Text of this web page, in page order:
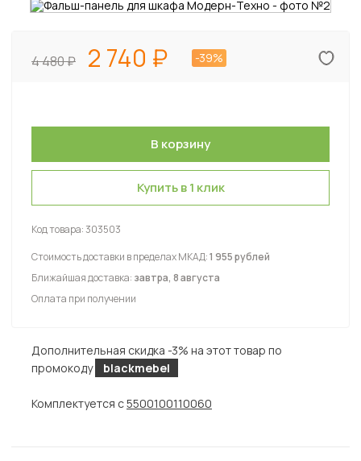
4 480 2 740 -39%
Купить в 1 клик
Код товара:303503
Стоимость доставки в пределах МКАД:1 955 рублей
Ближайшая доставка: завтра, 8 августа
Оплата при получении
Дополнительная скидка -3% на этот товар по
промокоду
blackmebel
Комплектуется с5500100110060